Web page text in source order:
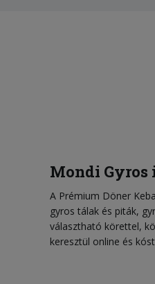
Mondi Gyros
A Prémium Döner
gyros tálak és piták,
választható körettel,
keresztül online és